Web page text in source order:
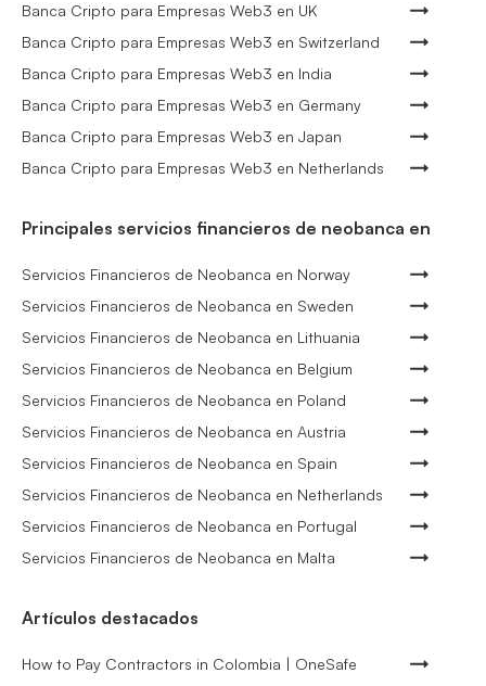
Banca Cripto para Empresas Web3 en UK
Banca Cripto para Empresas Web3 en Switzerland
Banca Cripto para Empresas Web3 en India
Banca Cripto para Empresas Web3 en Germany
Banca Cripto para Empresas Web3 en Japan
Banca Cripto para Empresas Web3 en Netherlands
Principales servicios financieros de neobanca en
Servicios Financieros de Neobanca en Norway
Servicios Financieros de Neobanca en Sweden
Servicios Financieros de Neobanca en Lithuania
Servicios Financieros de Neobanca en Belgium
Servicios Financieros de Neobanca en Poland
Servicios Financieros de Neobanca en Austria
Servicios Financieros de Neobanca en Spain
Servicios Financieros de Neobanca en Netherlands
Servicios Financieros de Neobanca en Portugal
Servicios Financieros de Neobanca en Malta
Artículos destacados
How to Pay Contractors in Colombia | OneSafe